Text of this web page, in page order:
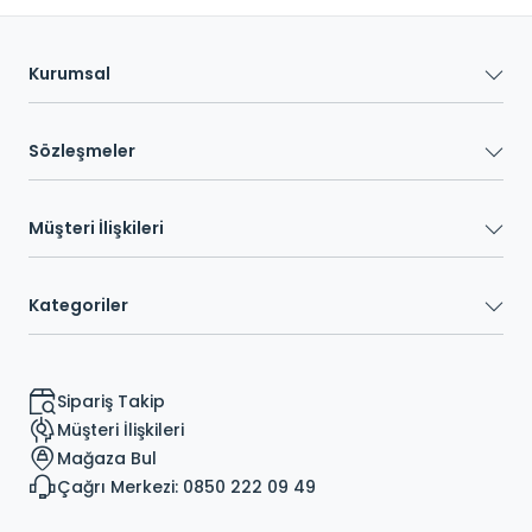
Kurumsal
Sözleşmeler
Müşteri İlişkileri
Kategoriler
Sipariş Takip
Müşteri İlişkileri
Mağaza Bul
Çağrı Merkezi: 0850 222 09 49